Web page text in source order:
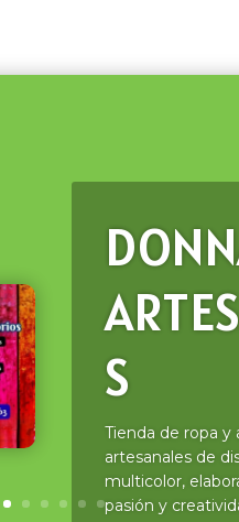
S
Tienda de ropa y
artesanales de
multicolor,
pasión y